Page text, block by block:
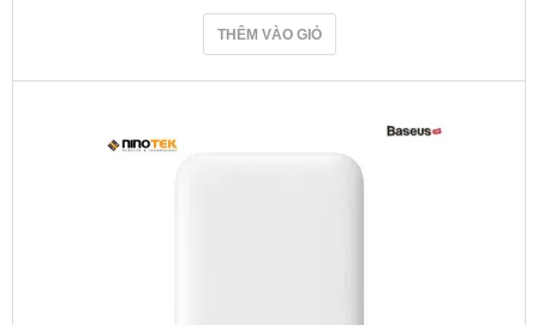
THÊM VÀO GIỎ